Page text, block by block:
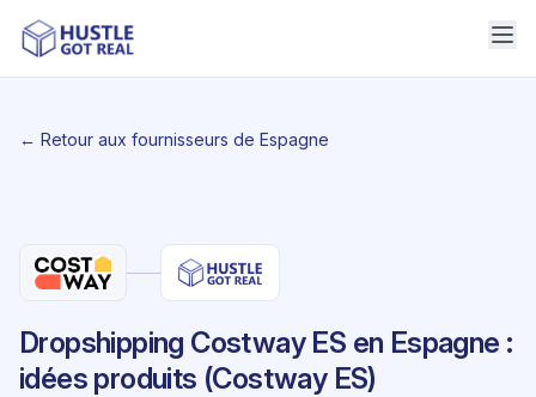
← Retour aux fournisseurs de Espagne
Dropshipping Costway ES en Espagne :
idées produits (Costway ES)